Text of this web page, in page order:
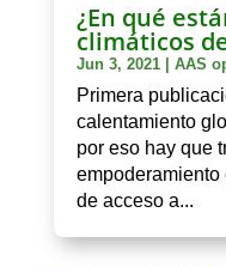
¿En qué
climáticos
Jun 3, 2021| AAS
Primera
calentamiento
por eso hay que
de acceso a...